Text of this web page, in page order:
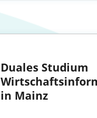
Duales Studium
in Mainz